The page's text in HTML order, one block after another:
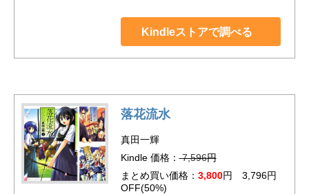
Kindleストアで調べる
落花流水
真田一輝
Kindle 価格： 7,596円
まとめ買い価格： 3,800円 3,796円
OFF(50%)